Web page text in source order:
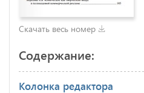
Скачать весь номер
Содержание:
Колонка редактора